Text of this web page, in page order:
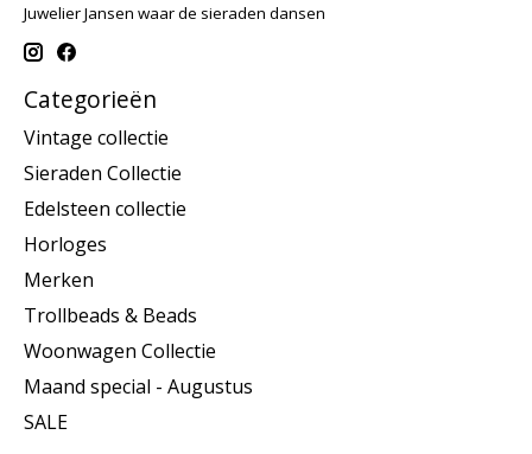
Juwelier Jansen waar de sieraden dansen
Categorieën
Vintage collectie
Sieraden Collectie
Edelsteen collectie
Horloges
Merken
Trollbeads & Beads
Woonwagen Collectie
Maand special - Augustus
SALE